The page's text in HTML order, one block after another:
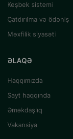
Keşbek sistemi
Çatdırılma və ödəniş
Məxfilik siyasəti
ƏLAQƏ
Haqqımızda
Sayt haqqında
Əməkdaşlıq
Vakansiya